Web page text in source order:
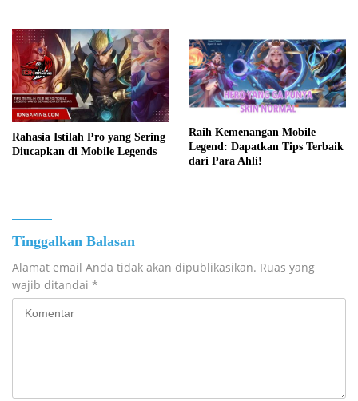
Rahasia Istilah Pro yang Sering
Diucapkan di Mobile Legends
Raih Kemenangan Mobile
Legend: Dapatkan Tips Terbaik
dari Para Ahli!
Tinggalkan Balasan
Alamat email Anda tidak akan dipublikasikan. Ruas yang
wajib ditandai *